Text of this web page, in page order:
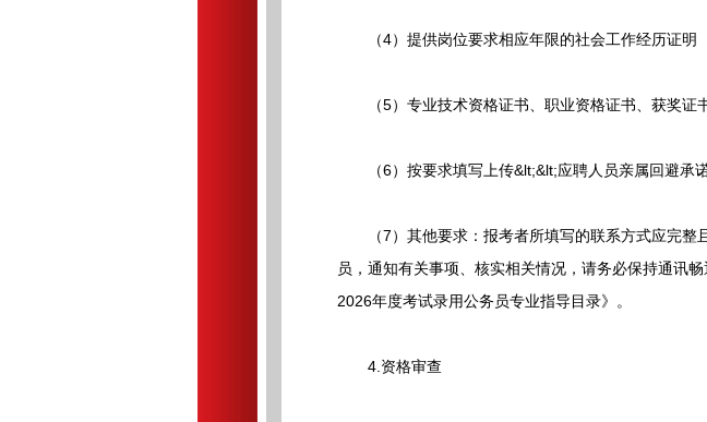
（4）提供岗位要求相应年限的社会工作经历证明
（5）专业技术资格证书、职业资格证书、获奖证
（6）按要求填写上传&lt;&lt;应聘人员亲属回避承诺
（7）其他要求：报考者所填写的联系方式应完整
员，通知有关事项、核实相关情况，请务必保持通讯
2026年度考试录用公务员专业指导目录》。
4.资格审查